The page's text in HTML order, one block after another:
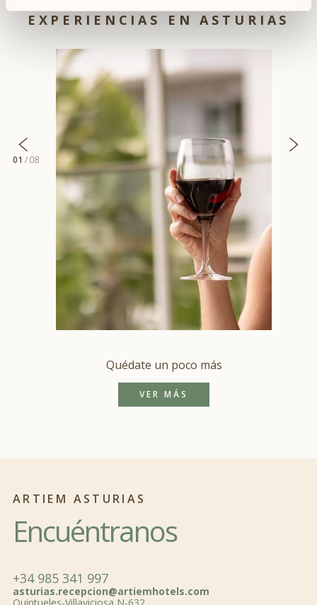
EXPERIENCIAS EN ASTURIAS
01 / 08
Quédate un poco más
VER MÁS
ARTIEM ASTURIAS
Encuéntranos
+34 985 341 997
asturias.recepcion@artiemhotels.com